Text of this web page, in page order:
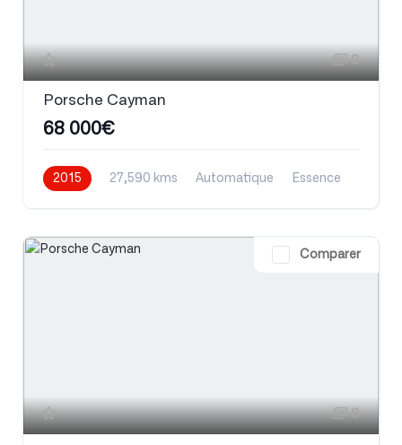
8
Porsche Cayman
68 000€
2015 27,590 kms Automatique Essence
Comparer
8